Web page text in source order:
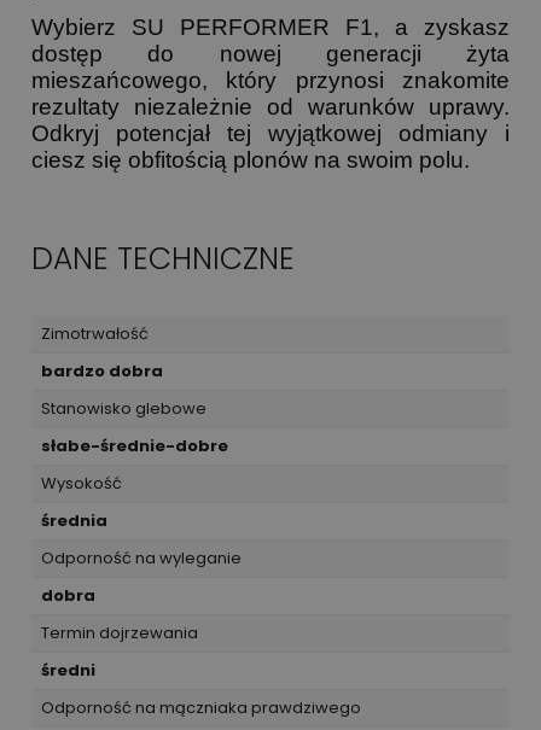
Wybierz SU PERFORMER F1, a zyskasz
dostęp do nowej generacji żyta
mieszańcowego, który przynosi znakomite
rezultaty niezależnie od warunków uprawy.
Odkryj potencjał tej wyjątkowej odmiany i
ciesz się obfitością plonów na swoim polu.
DANE TECHNICZNE
Zimotrwałość
bardzo dobra
Stanowisko glebowe
słabe-średnie-dobre
Wysokość
średnia
Odporność na wyleganie
dobra
Termin dojrzewania
średni
Odporność na mączniaka prawdziwego